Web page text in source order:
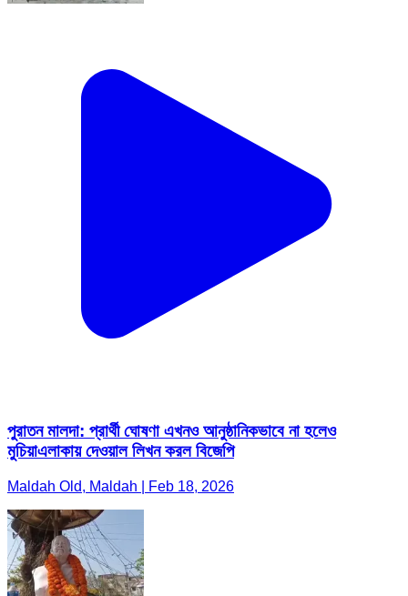
পুরাতন মালদা: প্রার্থী ঘোষণা এখনও আনুষ্ঠানিকভাবে না হলেও
মুচিয়াএলাকায় দেওয়াল লিখন করল বিজেপি
Maldah Old, Maldah | Feb 18, 2026